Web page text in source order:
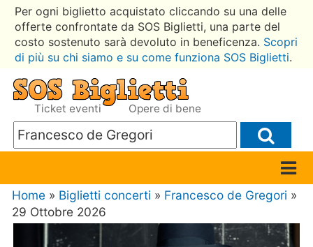
Per ogni biglietto acquistato cliccando su una delle
offerte confrontate da SOS Biglietti, una parte del
costo sostenuto sarà devoluto in beneficenza. Scopri
di più su chi siamo e su come funziona SOS Biglietti.
Ticket eventi Opere di bene
Home » Biglietti concerti » Francesco de Gregori »
29 Ottobre 2026